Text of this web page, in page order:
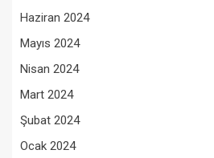
Haziran 2024
Mayıs 2024
Nisan 2024
Mart 2024
Şubat 2024
Ocak 2024